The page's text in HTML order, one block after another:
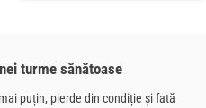
turme sănătoase
puțin, pierde din condiție și fată